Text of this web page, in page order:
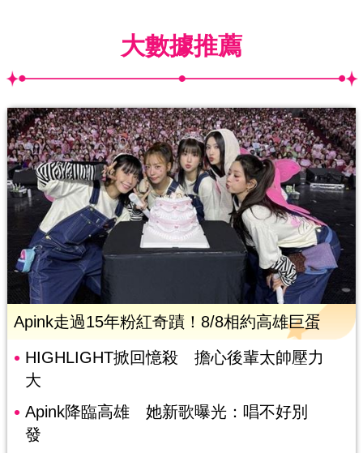
大數據推薦
Apink走過15年粉紅奇蹟！8/8相約高雄巨蛋
HIGHLIGHT掀回憶殺 擔心後輩太帥壓力
大
Apink降臨高雄 她新歌曝光：唱不好別
發